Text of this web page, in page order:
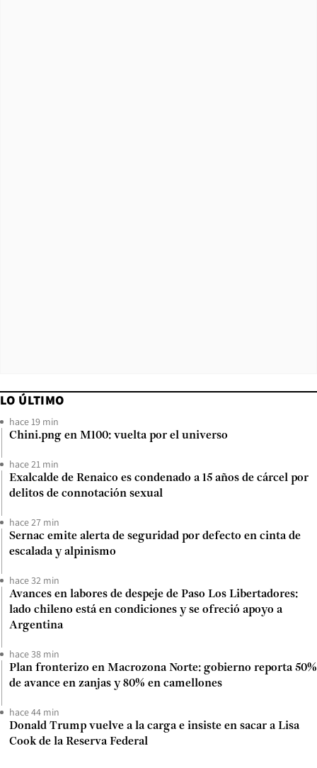
LO ÚLTIMO
hace 19 min
Chini.png en M100: vuelta por el universo
hace 21 min
Exalcalde de Renaico es condenado a 15 años de cárcel por
delitos de connotación sexual
hace 27 min
Sernac emite alerta de seguridad por defecto en cinta de
escalada y alpinismo
hace 32 min
Avances en labores de despeje de Paso Los Libertadores:
lado chileno está en condiciones y se ofreció apoyo a
Argentina
hace 38 min
Plan fronterizo en Macrozona Norte: gobierno reporta 50%
de avance en zanjas y 80% en camellones
hace 44 min
Donald Trump vuelve a la carga e insiste en sacar a Lisa
Cook de la Reserva Federal